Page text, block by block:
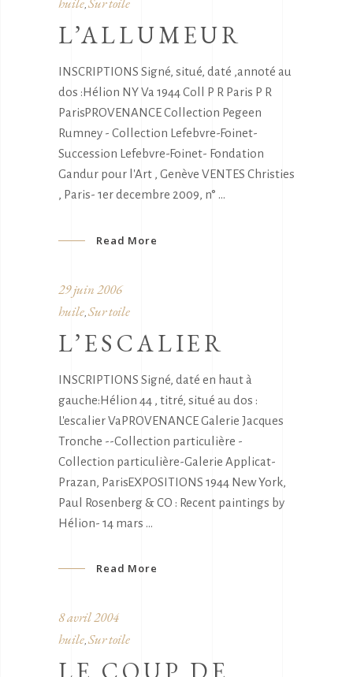
,
L’ALLUMEUR
INSCRIPTIONS Signé, situé, daté ,annoté au
dos :Hélion NY Va 1944 Coll P R Paris P R
ParisPROVENANCE Collection Pegeen
Rumney - Collection Lefebvre-Foinet-
Succession Lefebvre-Foinet- Fondation
Gandur pour l'Art , Genève VENTES Christies
, Paris- 1er decembre 2009, n°
Read More
29 juin 2006
huile Sur toile
L’ESCALIER
INSCRIPTIONS Signé, daté en haut à
gauche:Hélion 44 , titré, situé au dos :
L'escalier VaPROVENANCE Galerie Jacques
Tronche --Collection particulière -
Collection particulière-Galerie Applicat-
Prazan, ParisEXPOSITIONS 1944 New York,
Paul Rosenberg & CO : Recent paintings by
Hélion- 14 mars
Read More
8 avril 2004
huile, Sur toile